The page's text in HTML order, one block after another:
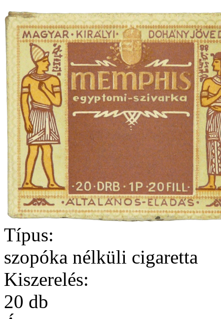
Típus:
szopóka nélküli cigaretta
Kiszerelés:
20 db